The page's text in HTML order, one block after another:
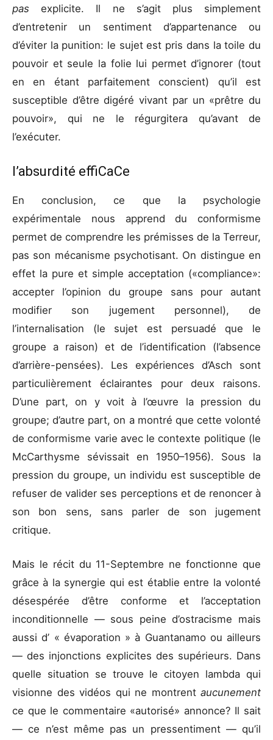
pasexplicite. Il ne s’agit plus simplement
d’entretenir un sentiment d’appartenance ou
d’éviter la punition: le sujet est pris dans la toile du
pouvoir et seule la folie lui permet d’ignorer (tout
en en étant parfaitement conscient) qu’il est
susceptible d’être digéré vivant par un «prêtre du
pouvoir», qui ne le régurgitera qu’avant de
l’exécuter.
l’absurdité effiCaCe
En conclusion, ce que la psychologie
expérimentale nous apprend du conformisme
permet de comprendre les prémisses de la Terreur,
pas son mécanisme psychotisant. On distingue en
effet la pure et simple acceptation («compliance»:
accepter l’opinion du groupe sans pour autant
modifier son jugement personnel), de
l’internalisation (le sujet est persuadé que le
groupe a raison) et de l’identification (l’absence
d’arrière-pensées). Les expériences d’Asch sont
particulièrement éclairantes pour deux raisons.
D’une part, on y voit à l’œuvre la pression du
groupe; d’autre part, on a montré que cette volonté
de conformisme varie avec le contexte politique (le
McCarthysme sévissait en 1950–1956). Sous la
pression du groupe, un individu est susceptible de
refuser de valider ses perceptions et de renoncer à
son bon sens, sans parler de son jugement
critique.
Mais le récit du 11-Septembre ne fonctionne que
grâce à la synergie qui est établie entre la volonté
désespérée d’être conforme et l’acceptation
inconditionnelle — sous peine d’ostracisme mais
aussi d’ « évaporation » à Guantanamo ou ailleurs
— des injonctions explicites des supérieurs. Dans
quelle situation se trouve le citoyen lambda qui
visionne des vidéos qui ne montrent aucunement
ce que le commentaire «autorisé» annonce? Il sait
— ce n’est même pas un pressentiment — qu’il